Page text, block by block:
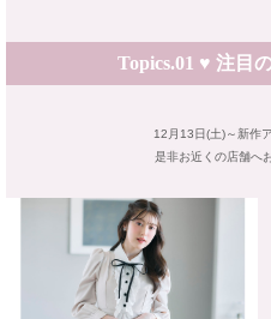
Topics.01 ♥ 注目
12月13日(土)～新作
是非お近くの店舗へ